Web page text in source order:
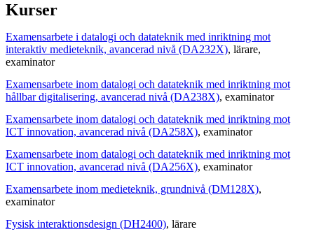
Kurser
Examensarbete i datalogi och datateknik med inriktning mot
interaktiv medieteknik, avancerad nivå (DA232X), lärare,
examinator
Examensarbete inom datalogi och datateknik med inriktning mot
hållbar digitalisering, avancerad nivå (DA238X), examinator
Examensarbete inom datalogi och datateknik med inriktning mot
ICT innovation, avancerad nivå (DA258X), examinator
Examensarbete inom datalogi och datateknik med inriktning mot
ICT innovation, avancerad nivå (DA256X), examinator
Examensarbete inom medieteknik, grundnivå (DM128X),
examinator
Fysisk interaktionsdesign (DH2400), lärare